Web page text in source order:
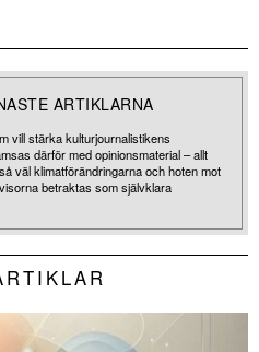
ARTIKLARNA
vill stärka kulturjournalistikens
därför med opinionsmaterial – allt
väl klimatförändringarna och hoten mot
betraktas som självklara